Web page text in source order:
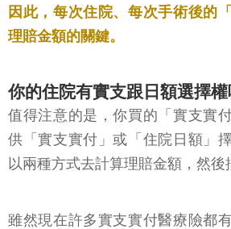
因此，每次住院、每次手術後的
理賠金額的關鍵。
你的住院有實支跟日額選擇權
值得注意的是，你買的「實支實
供「實支實付」或「住院日額」
以兩種方式去計算理賠金額，然後
雖然現在許多實支實付醫療險都